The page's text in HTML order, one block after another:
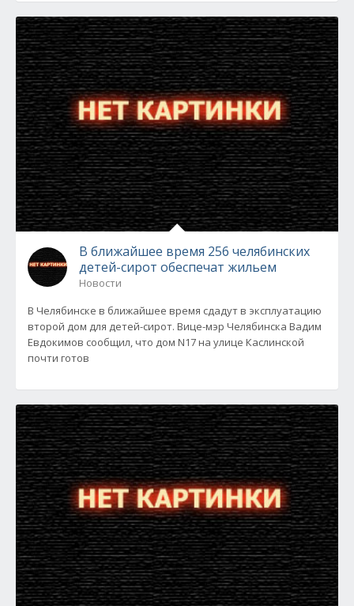
В ближайшее время 256 челябинских
детей-сирот обеспечат жильем
Новости
В Челябинске в ближайшее время сдадут в эксплуатацию
второй дом для детей-сирот. Вице-мэр Челябинска Вадим
Евдокимов сообщил, что дом N17 на улице Каслинской
почти готов